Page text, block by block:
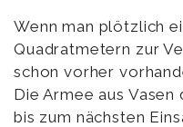
Wenn man plötzlich
Quadratmetern zur
schon vorher
Die Armee aus
bis zum nächsten